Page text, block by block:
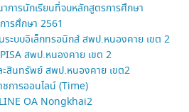
การนักเรียนที่จบหลักสูตรการศึกษา
รศึกษา 2561
ระบบอิเล็กทรอนิกส์ สพป.หนองคาย เขต 2
สพป.หนองคาย เขต 2
ะสินทรัพย์ สพป.หนองคาย เขต2
ชการออนไลน์ (Time)
OA Nongkhai2